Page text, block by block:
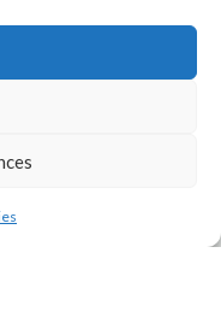
de ce site.